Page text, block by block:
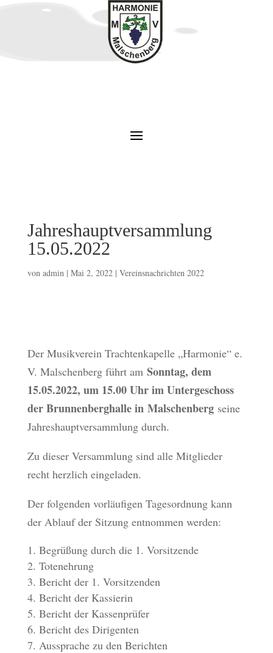
Jahreshauptversammlung
15.05.2022
von admin| Mai 2, 2022| Vereinsnachrichten 2022
Der Musikverein Trachtenkapelle „Harmonie“ e.
V. Malschenberg führt am Sonntag, dem
15.05.2022, um 15.00 Uhr im Untergeschoss
der Brunnenberghalle in Malschenberg seine
Jahreshauptversammlung durch.
Zu dieser Versammlung sind alle Mitglieder
recht herzlich eingeladen.
Der folgenden vorläufigen Tagesordnung kann
der Ablauf der Sitzung entnommen werden:
Begrüßung durch die 1. Vorsitzende
Totenehrung
Bericht der 1. Vorsitzenden
Bericht der Kassierin
Bericht der Kassenprüfer
Bericht des Dirigenten
Aussprache zu den Berichten